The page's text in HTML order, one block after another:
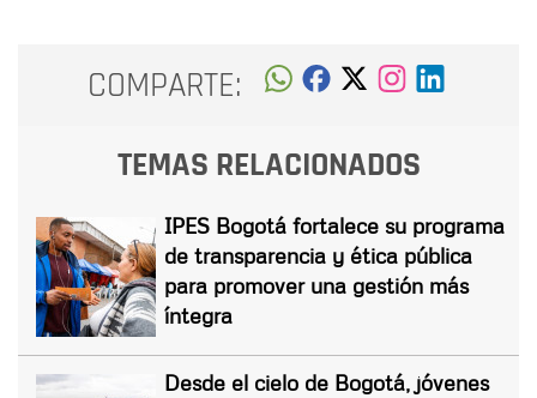
COMPARTE:
TEMAS RELACIONADOS
IPES Bogotá fortalece su programa
de transparencia y ética pública
para promover una gestión más
íntegra
Desde el cielo de Bogotá, jóvenes